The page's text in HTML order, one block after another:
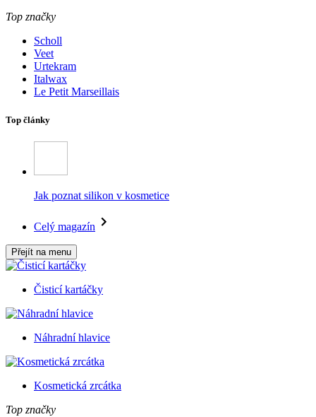
Top značky
Scholl
Veet
Urtekram
Italwax
Le Petit Marseillais
Top články
Jak poznat silikon v kosmetice
Celý magazín
Přejít na menu
Čisticí kartáčky
Náhradní hlavice
Kosmetická zrcátka
Top značky